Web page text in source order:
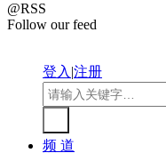
@RSS
Follow our feed
登入|注册
频 道